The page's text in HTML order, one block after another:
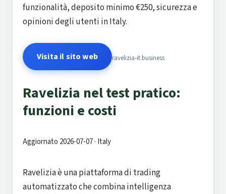
funzionalità, deposito minimo €250, sicurezza e
opinioni degli utenti in Italy.
Visita il sito web ravelizia-it.business
Ravelizia nel test pratico:
funzioni e costi
Aggiornato 2026-07-07 · Italy
Ravelizia è una piattaforma di trading
automatizzato che combina intelligenza